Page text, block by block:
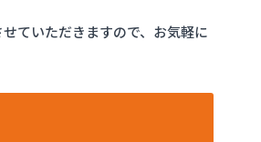
ていただきますので、お気軽に